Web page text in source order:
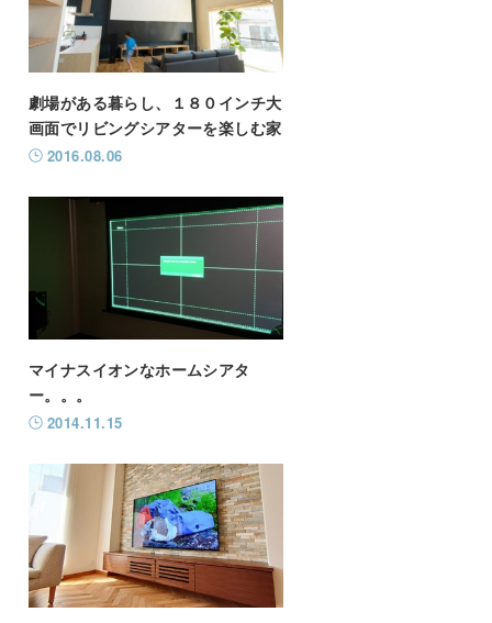
劇場がある暮らし、１８０インチ大
画面でリビングシアターを楽しむ家
2016.08.06
マイナスイオンなホームシアタ
ー。。。
2014.11.15